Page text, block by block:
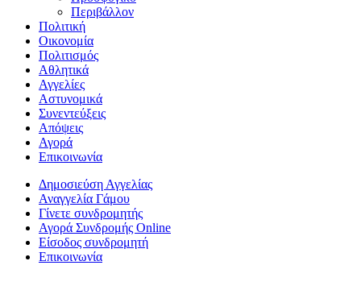
Περιβάλλον
Πολιτική
Οικονομία
Πολιτισμός
Αθλητικά
Αγγελίες
Αστυνομικά
Συνεντεύξεις
Απόψεις
Αγορά
Επικοινωνία
Δημοσιεύση Αγγελίας
Αναγγελία Γάμου
Γίνετε συνδρομητής
Αγορά Συνδρομής Online
Είσοδος συνδρομητή
Επικοινωνία